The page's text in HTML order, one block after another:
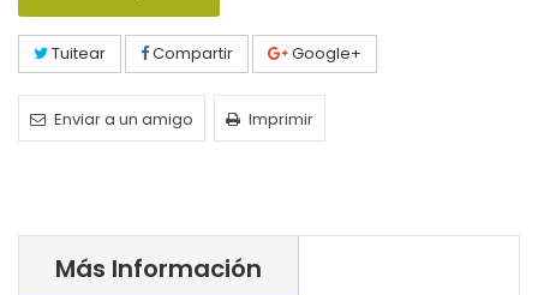
Tuitear Compartir Google+
Enviar a un amigo Imprimir
Más Información